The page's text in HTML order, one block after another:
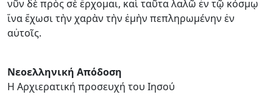
νῦν δὲ πρὸς σὲ ἔρχομαι, καὶ ταῦτα λαλῶ ἐν τῷ κόσμῳ
ἵνα ἔχωσι τὴν χαρὰν τὴν ἐμὴν πεπληρωμένην ἐν
αὐτοῖς.
Νεοελληνική Απόδοση
Η Αρχιερατική προσευχή του Ιησού